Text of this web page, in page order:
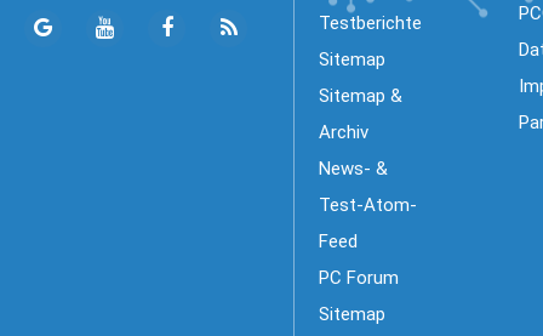
Testberichte
Sitemap
Sitemap &
Archiv
News- &
Test-Atom-
Feed
PC Forum
Sitemap